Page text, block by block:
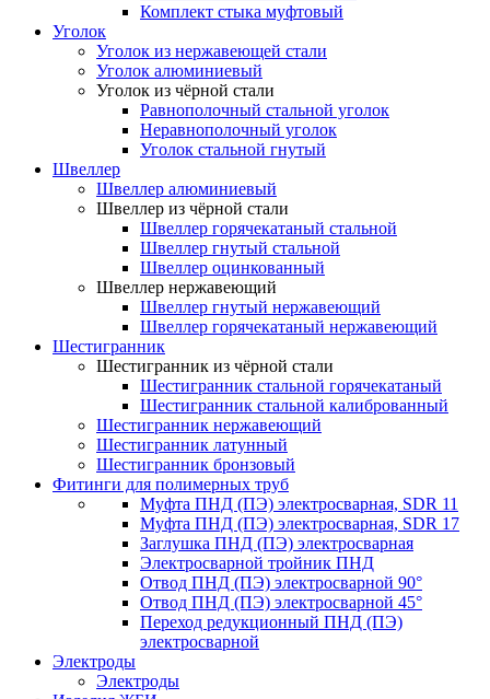
Комплект стыка муфтовый
Уголок
Уголок из нержавеющей стали
Уголок алюминиевый
Уголок из чёрной стали
Равнополочный стальной уголок
Неравнополочный уголок
Уголок стальной гнутый
Швеллер
Швеллер алюминиевый
Швеллер из чёрной стали
Швеллер горячекатаный стальной
Швеллер гнутый стальной
Швеллер оцинкованный
Швеллер нержавеющий
Швеллер гнутый нержавеющий
Швеллер горячекатаный нержавеющий
Шестигранник
Шестигранник из чёрной стали
Шестигранник стальной горячекатаный
Шестигранник стальной калиброванный
Шестигранник нержавеющий
Шестигранник латунный
Шестигранник бронзовый
Фитинги для полимерных труб
Муфта ПНД (ПЭ) электросварная, SDR 11
Муфта ПНД (ПЭ) электросварная, SDR 17
Заглушка ПНД (ПЭ) электросварная
Электросварной тройник ПНД
Отвод ПНД (ПЭ) электросварной 90°
Отвод ПНД (ПЭ) электросварной 45°
Переход редукционный ПНД (ПЭ)
электросварной
Электроды
Электроды